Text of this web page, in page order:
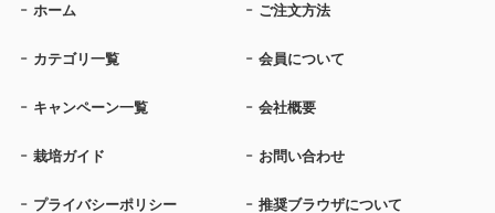
ホーム ご注文方法
カテゴリ一覧 会員について
キャンペーン一覧 会社概要
栽培ガイド お問い合わせ
プライバシーポリシー 推奨ブラウザについて